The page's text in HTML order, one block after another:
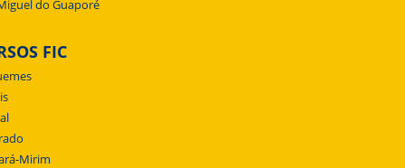
do Guaporé
FIC
Mirim